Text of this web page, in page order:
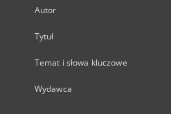
Autor
Tytuł
Temat i słowa kluczowe
Wydawca